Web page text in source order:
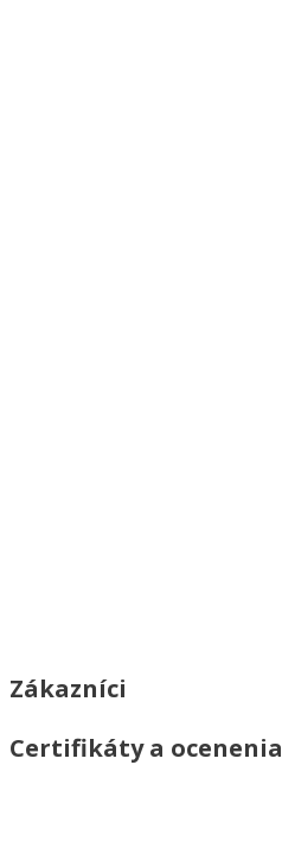
Zákazníci
Certifikáty a ocenenia